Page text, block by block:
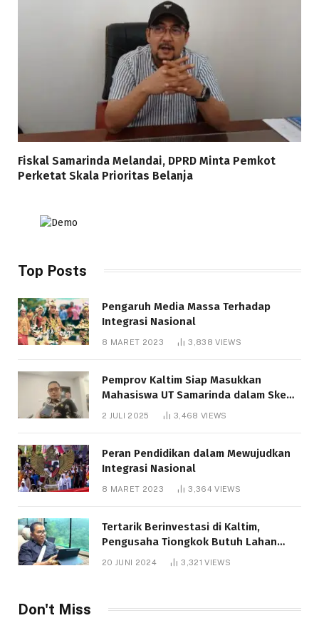
Fiskal Samarinda Melandai, DPRD Minta Pemkot
Perketat Skala Prioritas Belanja
Top Posts
Pengaruh Media Massa Terhadap
Integrasi Nasional
8 MARET 2023 3,838VIEWS
Pemprov Kaltim Siap Masukkan
Mahasiswa UT Samarinda dalam Skema
Bantuan Pendidikan Gratispol
2 JULI 2025 3,468 VIEWS
Peran Pendidikan dalam Mewujudkan
Integrasi Nasional
8 MARET 2023 3,364VIEWS
Tertarik Berinvestasi di Kaltim,
Pengusaha Tiongkok Butuh Lahan
1.000 Hektare
20 JUNI 2024 3,321VIEWS
Don't Miss